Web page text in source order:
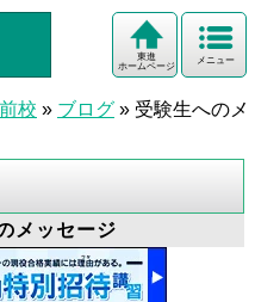
メニュー
東進
ホームページ
校 » ブログ » 受験生へのメ
メッセージ